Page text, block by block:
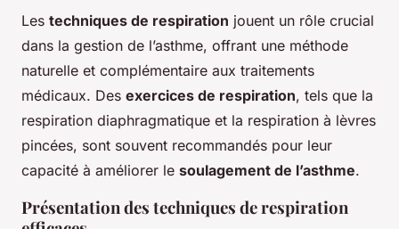
Les techniques de respiration jouent un rôle crucial
dans la gestion de l’asthme, offrant une méthode
naturelle et complémentaire aux traitements
médicaux. Des exercices de respiration, tels que la
respiration diaphragmatique et la respiration à lèvres
pincées, sont souvent recommandés pour leur
capacité à améliorer le soulagement de l’asthme.
Présentation des techniques de respiration